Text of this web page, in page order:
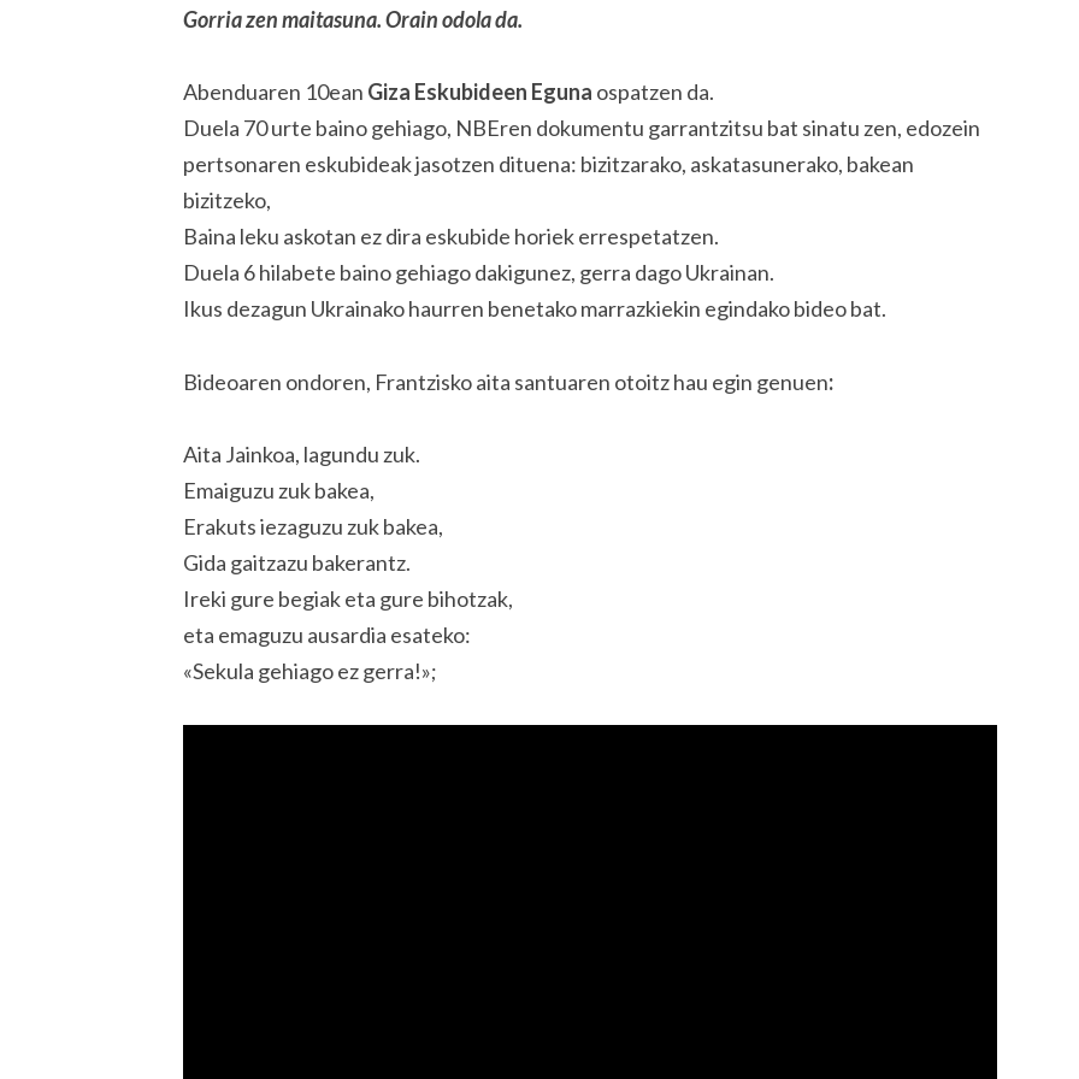
Gorria zen maitasuna. Orain odola da.
Abenduaren 10ean Giza Eskubideen Eguna ospatzen da.
Duela 70 urte baino gehiago, NBEren dokumentu garrantzitsu bat sinatu zen, edozein
pertsonaren eskubideak jasotzen dituena: bizitzarako, askatasunerako, bakean
bizitzeko,
Baina leku askotan ez dira eskubide horiek errespetatzen.
Duela 6 hilabete baino gehiago dakigunez, gerra dago Ukrainan.
Ikus dezagun Ukrainako haurren benetako marrazkiekin egindako bideo bat.
Bideoaren ondoren, Frantzisko aita santuaren otoitz hau egin genuen:
Aita Jainkoa, lagundu zuk.
Emaiguzu zuk bakea,
Erakuts iezaguzu zuk bakea,
Gida gaitzazu bakerantz.
Ireki gure begiak eta gure bihotzak,
eta emaguzu ausardia esateko:
«Sekula gehiago ez gerra!»;